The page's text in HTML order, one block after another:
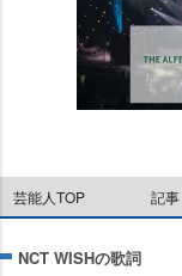
芸能人TOP 記事
NCT WISHの歌詞